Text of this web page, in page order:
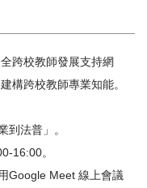
跨校教師發展支持網
構跨校教師專業知能。
到法普」。
16:00。
Google Meet 線上會議